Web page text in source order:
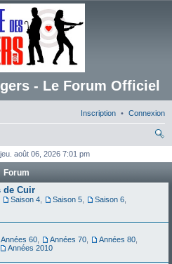
- Le Forum Officiel
Connexion
Inscription
ch
août 06, 2026 7:01 pm
Forum
de Cuir
Saison 4 Saison 5 Saison 6
Années 60 Années 70 Années 80
Années 2010